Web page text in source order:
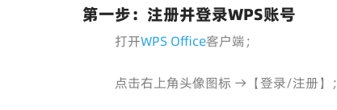
第一步：注册并登录WPS账号
打开WPS Office客户端；
点击右上角头像图标 →【登录/注册】；